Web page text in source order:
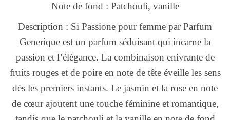
Note de fond : Patchouli, vanille
Description : Si Passione pour femme par Parfum
Generique est un parfum séduisant qui incarne la
passion et l’élégance. La combinaison enivrante de
fruits rouges et de poire en note de tête éveille les sens
dès les premiers instants. Le jasmin et la rose en note
de cœur ajoutent une touche féminine et romantique,